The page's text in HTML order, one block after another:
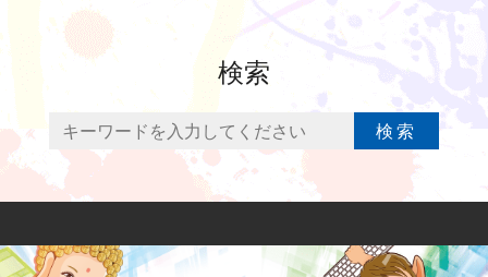
検索
検索